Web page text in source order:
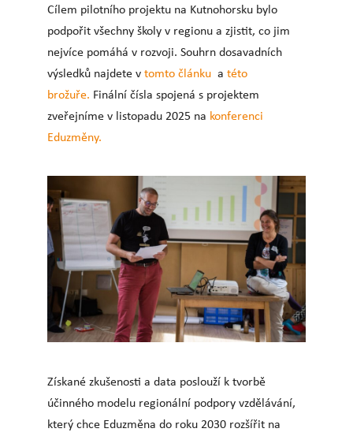
Cílem pilotního projektu na Kutnohorsku bylo
podpořit všechny školy v regionu a zjistit, co jim
nejvíce pomáhá v rozvoji. Souhrn dosavadních
výsledků najdete vtomto článku a této
brožuře. Finální čísla spojená s projektem
zveřejníme v listopadu 2025 na konferenci
Eduzměny.
Získané zkušenosti a data poslouží k tvorbě
účinného modelu regionální podpory vzdělávání,
který chce Eduzměna do roku 2030 rozšířit na